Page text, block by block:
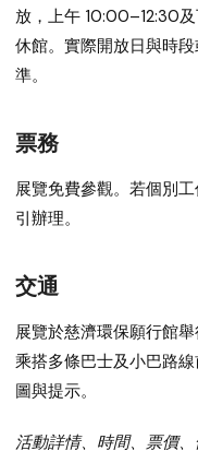
放， 上午 10:00–12:30及
休館。實際開放日與時
準。
票務
展覽免費參觀。若個別
引辦理。
交通
展覽於慈濟環保願行館
乘搭多條巴士及小巴路
圖與提示。
活動詳情、時間、票價